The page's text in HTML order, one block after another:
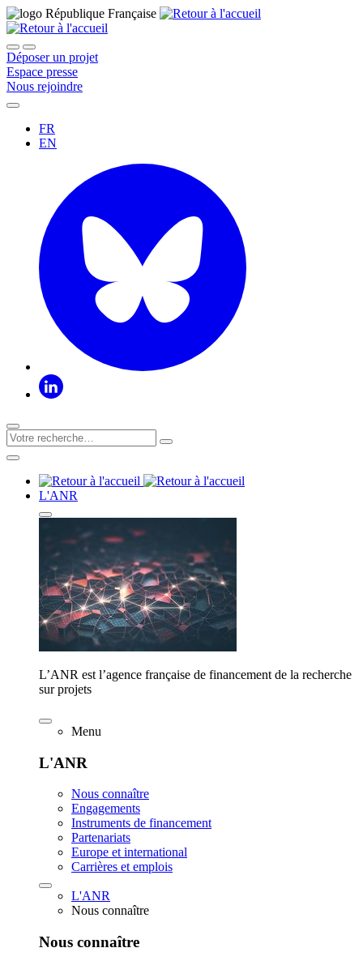
Déposer un projet
Espace presse
Nous rejoindre
FR
EN
L'ANR
L’ANR est l’agence française de financement de la recherche
sur projets
Menu
L'ANR
Nous connaître
Engagements
Instruments de financement
Partenariats
Europe et international
Carrières et emplois
L'ANR
Nous connaître
Nous connaître